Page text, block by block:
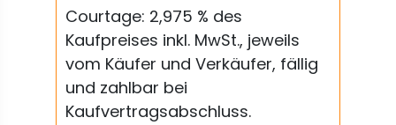
Courtage: 2,975 % des
Kaufpreises inkl. MwSt., jeweils
vom Käufer und Verkäufer, fällig
und zahlbar bei
Kaufvertragsabschluss.